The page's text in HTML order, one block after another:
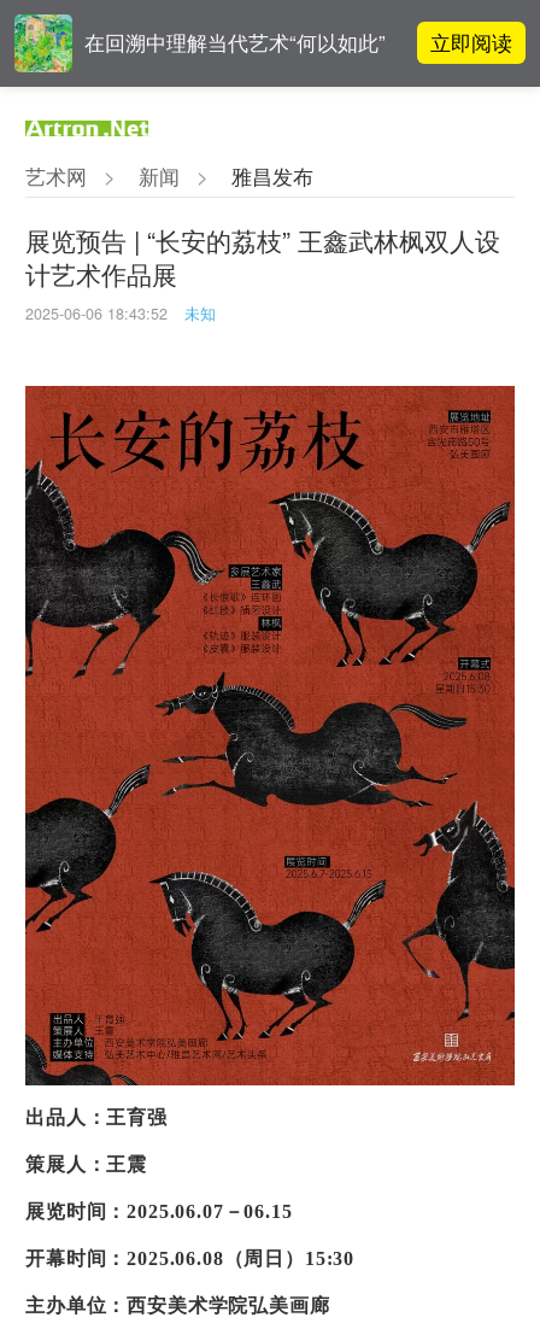
在回溯中理解当代艺术“何以如此” 立即阅读
值
李铁夫冯钢百领衔 作为群体的早期
粤籍留美艺术家
翟莫梵：绘画少年的广阔天空
艺术网 > 新闻 > 雅昌发布
展览预告 | “长安的荔枝” 王鑫武林枫双人设
计艺术作品展
2025-06-06 18:43:52 未知
出品人：王育强
策展人：王震
展览时间：2025.06.07－06.15
开幕时间：2025.06.08（周日）15:30
主办单位：西安美术学院弘美画廊